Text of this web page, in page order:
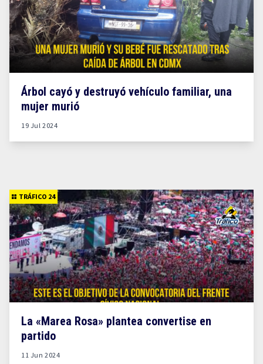
Árbol cayó y destruyó vehículo familiar, una
mujer murió
19 Jul 2024
TRÁFICO 24
La «Marea Rosa» plantea convertise en
partido
11 Jun 2024